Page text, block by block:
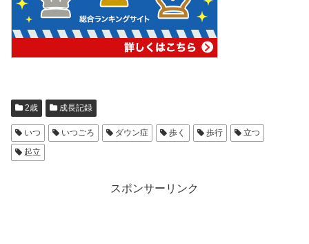
2歳 成長記録
いつ いつごろ ダウン症 歩く 歩行
立つ
起立
スポンサーリンク